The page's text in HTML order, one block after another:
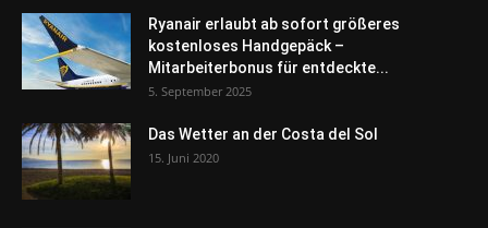
Ryanair erlaubt ab sofort größeres
kostenloses Handgepäck –
Mitarbeiterbonus für entdeckte...
5. September 2025
Das Wetter an der Costa del Sol
15. Juni 2020